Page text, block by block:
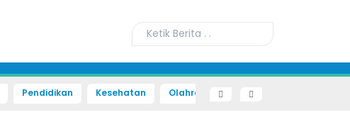
Pendidikan Kesehatan Olahraga Sains dan Teknologi